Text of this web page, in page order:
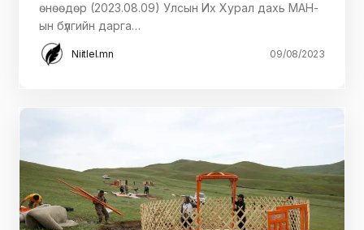
өнөөдөр (2023.08.09) Улсын Их Хурал дахь МАН-
ын бүлгийн дарга…
Niitlel.mn 09/08/2023